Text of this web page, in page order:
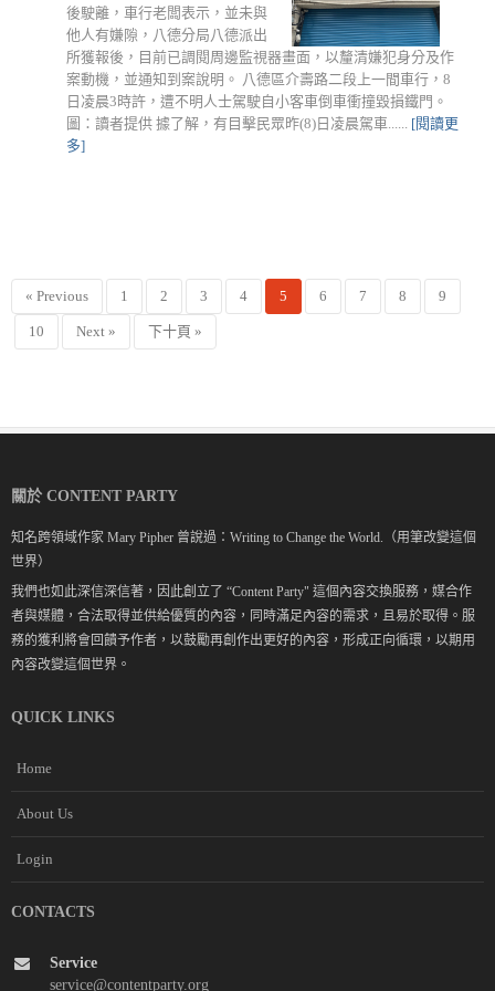
後駛離，車行老闆表示，並未與
他人有嫌隙，八德分局八德派出
所獲報後，目前已調閱周邊監視器畫面，以釐清嫌犯身分及作
案動機，並通知到案說明。 八德區介壽路二段上一間車行，8
日凌晨3時許，遭不明人士駕駛自小客車倒車衝撞毀損鐵門。
圖：讀者提供 據了解，有目擊民眾昨(8)日凌晨駕車...... [閱讀更
多]
« Previous 1 2 3 4 5 6 7 8 9
10 Next » 下十頁 »
關於 CONTENT PARTY
知名跨領域作家 Mary Pipher 曾說過：Writing to Change the World.（用筆改變這個
世界）
我們也如此深信深信著，因此創立了 “Content Party" 這個內容交換服務，媒合作
者與媒體，合法取得並供給優質的內容，同時滿足內容的需求，且易於取得。服
務的獲利將會回饋予作者，以鼓勵再創作出更好的內容，形成正向循環，以期用
內容改變這個世界。
QUICK LINKS
Home
About Us
Login
CONTACTS
Service
service@contentparty.org